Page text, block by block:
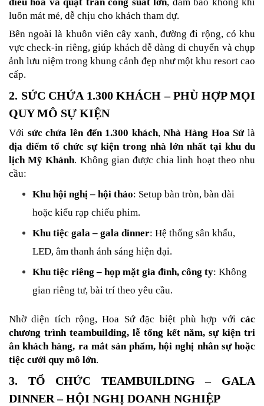
luôn mát mẻ, dễ chịu cho khách tham dự.
Bên ngoài là khuôn viên cây xanh, đường đi rộng, có khu
vực check-in riêng, giúp khách dễ dàng di chuyển và chụp
ảnh lưu niệm trong khung cảnh đẹp như một khu resort cao
cấp.
2. SỨC CHỨA 1.300 KHÁCH – PHÙ HỢP MỌI
QUY MÔ SỰ KIỆN
Với sức chứa lên đến 1.300 khách, Nhà Hàng Hoa Sứ
địa điểm tổ chức sự kiện trong nhà lớn nhất tại khu du
lịch Mỹ Khánh. Không gian được chia linh hoạt theo nhu
cầu:
Khu hội nghị – hội thảo: Setup bàn tròn, bàn dài
hoặc kiểu rạp chiếu phim.
Khu tiệc gala – gala dinner: Hệ thống sân khấu,
LED, âm thanh ánh sáng hiện đại.
Khu tiệc riêng – họp mặt gia đình, công ty: Không
gian riêng tư, bài trí theo yêu cầu.
Nhờ diện tích rộng, Hoa Sứ đặc biệt phù hợp với các
chương trình teambuilding, lễ tổng kết năm, sự kiện tri
ân khách hàng, ra mắt sản phẩm, hội nghị nhân sự hoặc
tiệc cưới quy mô lớn.
3. TỔ CHỨC TEAMBUILDING – GALA
DINNER – HỘI NGHỊ DOANH NGHIỆP